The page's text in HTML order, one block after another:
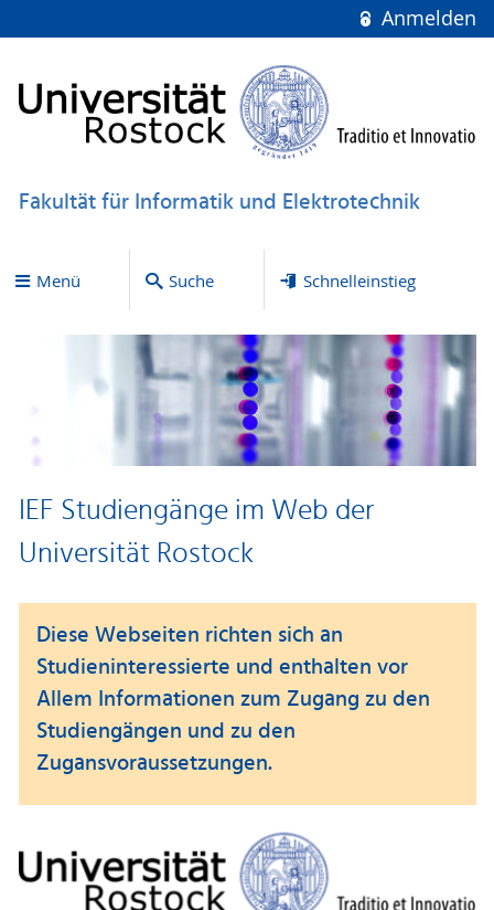
Anmelden
Fakultät für Informatik und Elektrotechnik
Menü Suche Schnelleinstieg
IEF Studiengänge im Web der
Universität Rostock
Diese Webseiten richten sich an
Studieninteressierte und enthalten vor
Allem Informationen zum Zugang zu den
Studiengängen und zu den
Zugansvoraussetzungen.